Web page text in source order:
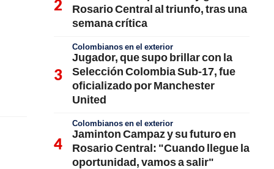
Rosario Central al triunfo, tras una
semana crítica
Colombianos en el exterior
Jugador, que supo brillar con la
Selección Colombia Sub-17, fue
oficializado por Manchester
United
Colombianos en el exterior
Jaminton Campaz y su futuro en
Rosario Central: "Cuando llegue la
oportunidad, vamos a salir"